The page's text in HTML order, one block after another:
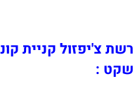
רשת צ'יפזול קניית
שקט :